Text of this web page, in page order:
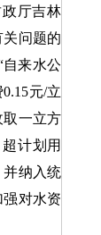
厅吉林
问题的
自来水公
元/立
取一立方
计划用
并纳入统
对水资